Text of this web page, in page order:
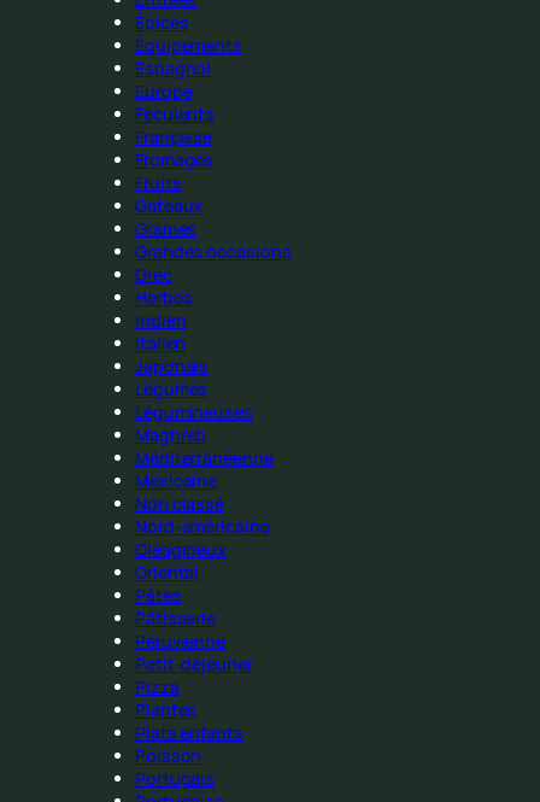
Épices
Équipements
Espagnol
Europe
Féculents
Française
Fromages
Fruits
Gateaux
Graines
Grandes occasions
Grec
Herbes
Indien
Italien
Japonais
Légumes
Légumineuses
Maghreb
Méditerranéenne
Mexicaine
Non classé
Nord-américaine
Oléagineux
Oriental
Pâtes
Pâtisserie
Péruvienne
Petit-déjeuner
Pizza
Plantes
Plats enfants
Poisson
Portugais